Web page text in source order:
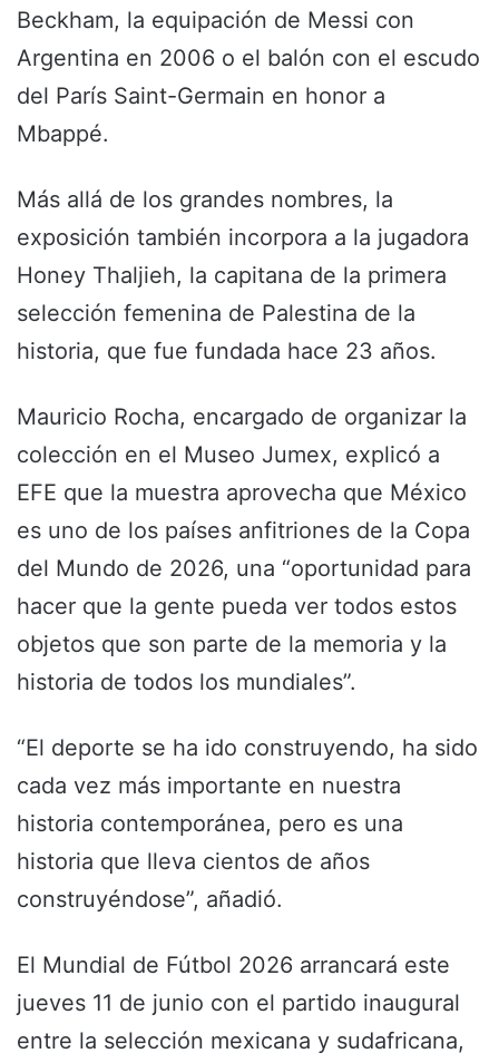
Beckham, la equipación de Messi con
Argentina en 2006 o el balón con el escudo
del París Saint-Germain en honor a
Mbappé.
Más allá de los grandes nombres, la
exposición también incorpora a la jugadora
Honey Thaljieh, la capitana de la primera
selección femenina de Palestina de la
historia, que fue fundada hace 23 años.
Mauricio Rocha, encargado de organizar la
colección en el Museo Jumex, explicó a
EFE que la muestra aprovecha que México
es uno de los países anfitriones de la Copa
del Mundo de 2026, una “oportunidad para
hacer que la gente pueda ver todos estos
objetos que son parte de la memoria y la
historia de todos los mundiales”.
“El deporte se ha ido construyendo, ha sido
cada vez más importante en nuestra
historia contemporánea, pero es una
historia que lleva cientos de años
construyéndose”, añadió.
El Mundial de Fútbol 2026 arrancará este
jueves 11 de junio con el partido inaugural
entre la selección mexicana y sudafricana,